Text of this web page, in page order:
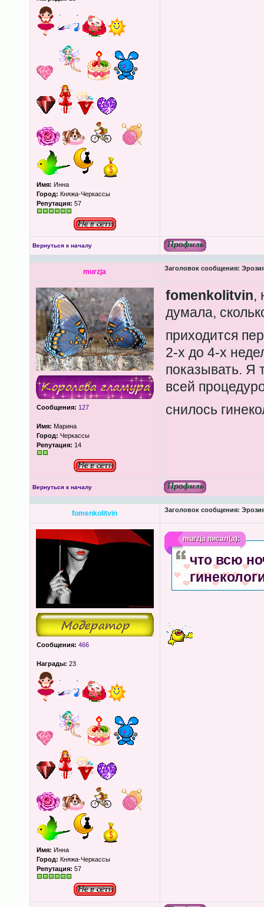
Имя: Инна
Город: Княжа-Черкассы
Репутация: 57
Вернуться к началу
murzja Заголовок сообщения:
Сообщения: 127
Имя: Марина
Город: Черкассы
Репутация: 14
fomenkolitvin,
думала,
приходится
2-х до 4-х
показывать. Я
всей
снилось
Вернуться к началу
fomenkolitvin Заголовок сообщения:
Сообщения: 466
Награды: 23
Имя: Инна
Город: Княжа-Черкассы
Репутация: 57
murzjaписал(а):
что всю